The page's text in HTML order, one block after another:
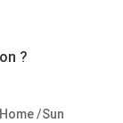
?
/Sun